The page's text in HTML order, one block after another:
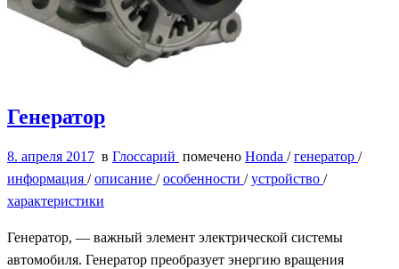
Генератор
8. апреля 2017 в Глоссарий помечено Honda /генератор /
информация /описание /особенности /устройство /
характеристики
Генератор, — важный элемент электрической системы
автомобиля. Генератор преобразует энергию вращения